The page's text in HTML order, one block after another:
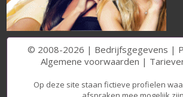
© 2008-2026 | Bedrijfsgegevens |
Algemene voorwaarden |
Op deze site staan fictieve profielen